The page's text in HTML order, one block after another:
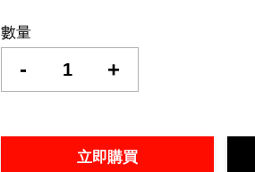
數量
- +
立即購買